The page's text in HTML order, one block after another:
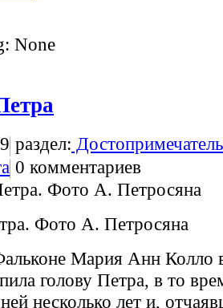
None
раздел:
0 комментариев
Фото А. Петросяна
Мария Анн Колло
голову Петра, в то
несколько лет и,